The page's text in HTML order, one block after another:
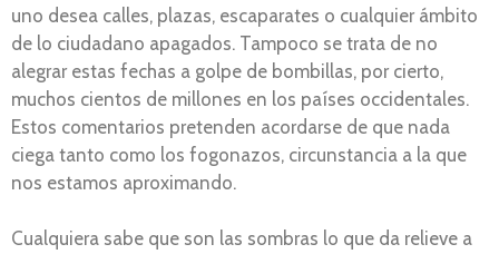
uno desea calles, plazas, escaparates o cualquier ámbito
de lo ciudadano apagados. Tampoco se trata de no
alegrar estas fechas a golpe de bombillas, por cierto,
muchos cientos de millones en los países occidentales.
Estos comentarios pretenden acordarse de que nada
ciega tanto como los fogonazos, circunstancia a la que
nos estamos aproximando.
Cualquiera sabe que son las sombras lo que da relieve a